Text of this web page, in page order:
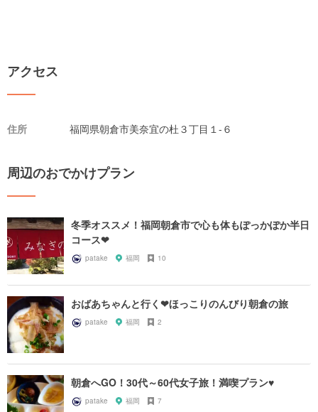
アクセス
住所 福岡県朝倉市美奈宜の杜３丁目１-６
周辺のおでかけプラン
冬季オススメ！福岡朝倉市で心も体もぽっかぽか半日
コース❤︎
patake 福岡 10
おばあちゃんと行く❤︎ほっこりのんびり朝倉の旅
patake 福岡 2
朝倉へGO！30代～60代女子旅！満喫プラン♥
patake 福岡 7